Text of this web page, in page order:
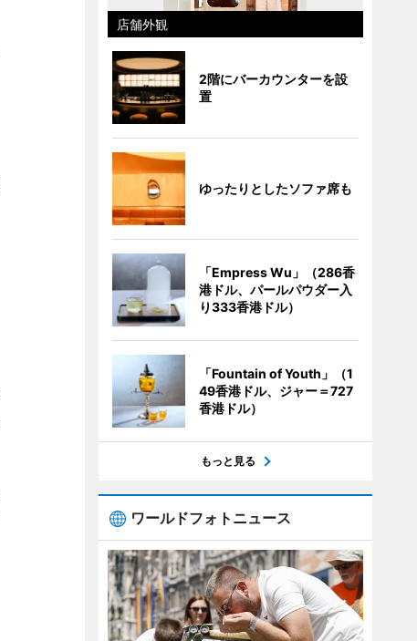
店舗外観
2階にバーカウンターを設
置
ゆったりとしたソファ席も
「Empress Wu」（286香
港ドル、パールパウダー入
り333香港ドル）
「Fountain of Youth」（1
49香港ドル、ジャー＝727
香港ドル）
もっと見る
ワールドフォトニュース